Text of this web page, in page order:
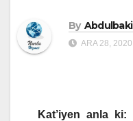
By
ARA 28, 2020
Kat’iyen anla ki: